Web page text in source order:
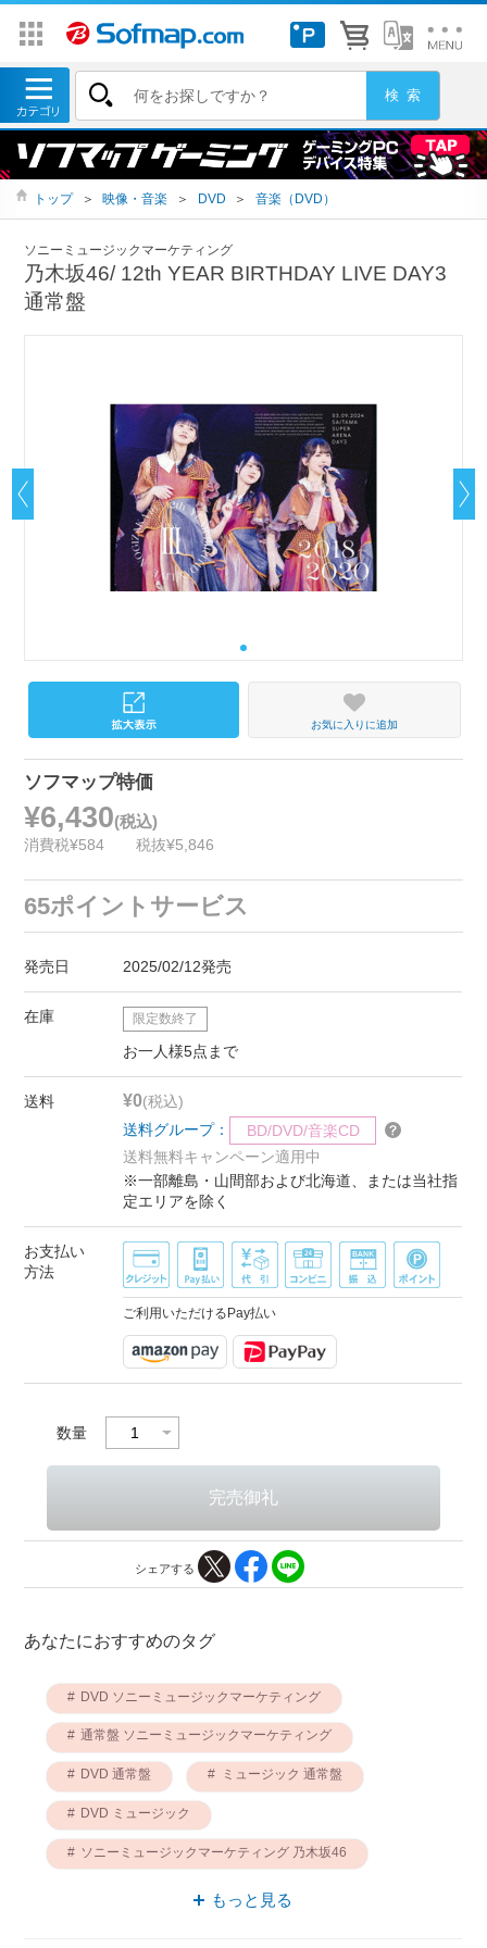
トップ ＞ 映像・音楽 ＞ DVD ＞ 音楽（DVD）
ソニーミュージックマーケティング
乃木坂46/ 12th YEAR BIRTHDAY LIVE DAY3
通常盤
お気に入りに追加
ソフマップ特価
¥6,430(税込)
消費税¥584 税抜¥5,846
65ポイントサービス
発売日 2025/02/12発売
在庫 限定数終了
お一人様5点まで
送料 ¥0(税込)
送料グループ：
BD/DVD/音楽CD
送料無料キャンペーン適用中
※一部離島・山間部および北海道、または当社指
定エリアを除く
お支払い
方法
ご利用いただけるPay払い
数量
シェアする
あなたにおすすめのタグ
DVD ソニーミュージックマーケティング
通常盤 ソニーミュージックマーケティング
DVD 通常盤 ミュージック 通常盤
DVD ミュージック
ソニーミュージックマーケティング 乃木坂46
もっと見る